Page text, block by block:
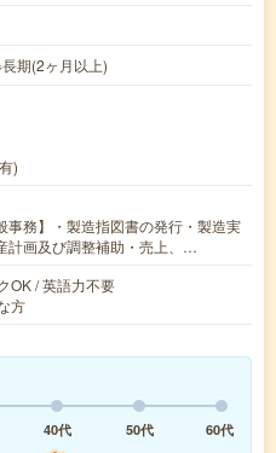
期(2ヶ月以上)
)
事務】・製造指図書の発行・製造実
計画及び調整補助・売上、…
OK / 英語力不要
方
40代 50代
60代